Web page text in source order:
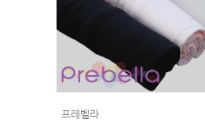
프레벨라